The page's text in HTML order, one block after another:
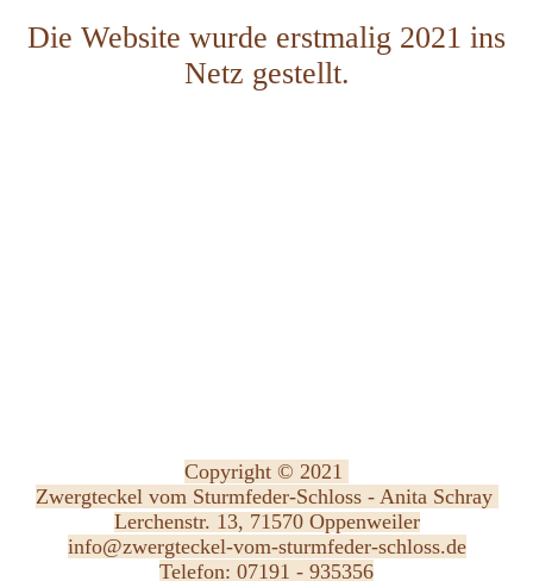
Die Website wurde erstmalig 2021 ins
Netz gestellt.
Copyright © 2021
Zwergteckel vom Sturmfeder-Schloss - Anita Schray
Lerchenstr. 13, 71570 Oppenweiler
info@zwergteckel-vom-sturmfeder-schloss.de
Telefon: 07191 - 935356